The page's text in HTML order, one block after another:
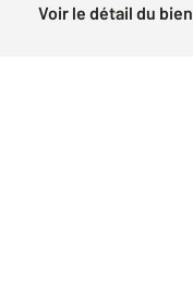
Voir le détail du bien